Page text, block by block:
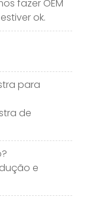
fazer OEM
ok.
para
de
e